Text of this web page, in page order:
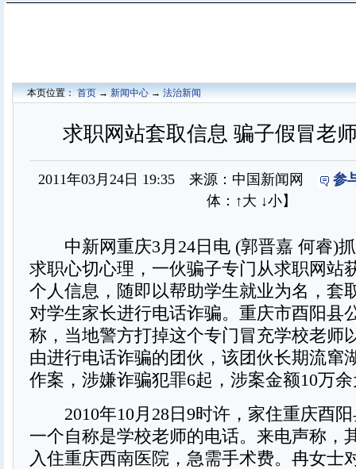
本页位置：首页→新闻中心→法治新闻
求职网站套取信息 骗子假冒老
2011年03月24日 19:35 来源：中国新闻网
参
体： ↑大 ↓小】
中新网重庆3月24日电 (郭晋嘉 何睿)
求职心切心理，一伙骗子专门从求职网站
个人信息，随即以帮助学生就业为名，套
对学生家长进行电话诈骗。重庆市酉阳县
称，当地警方打掉这个专门冒充学校老师
由进行电话诈骗的团伙，该团伙长期流窜
作案，涉嫌诈骗犯罪6起，涉案金额10万
2010年10月28日9时许，家住重庆酉阳
一个自称是学校老师的电话。来电声称，
入住重庆西南医院，急需手术费。冉女士